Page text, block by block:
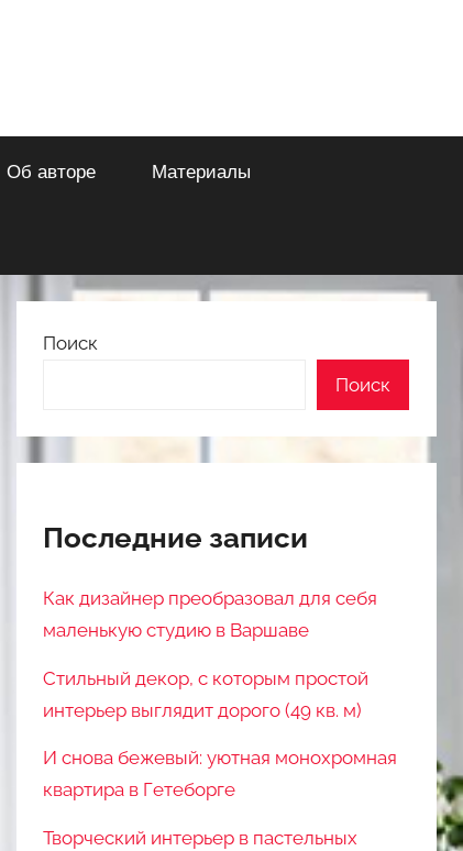
Об авторе Материалы
Поиск
Поиск
Последние записи
Как дизайнер преобразовал для себя
маленькую студию в Варшаве
Стильный декор, с которым простой
интерьер выглядит дорого (49 кв. м)
И снова бежевый: уютная монохромная
квартира в Гетеборге
Творческий интерьер в пастельных